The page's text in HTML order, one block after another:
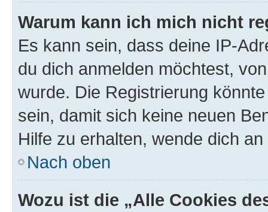
Warum kann ich mich nicht
Es kann sein, dass deine IP-
du dich anmelden möchtest,
wurde. Die Registrierung
sein, damit sich keine neuen
Hilfe zu erhalten, wende dich
Nach oben
Wozu ist die „Alle Cookies